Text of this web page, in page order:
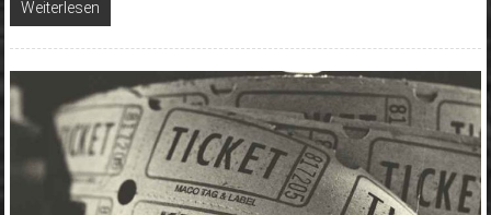
Weiterlesen